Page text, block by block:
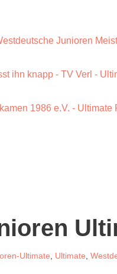
Junioren
ihn knapp - TV Verl -
1986 e.V. - Ultimate
Ultimate, Ultimate,